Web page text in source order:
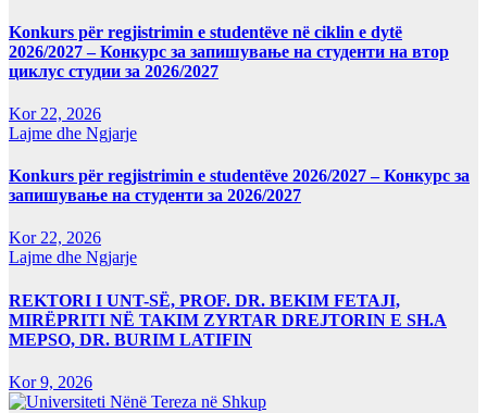
Konkurs për regjistrimin e studentëve në ciklin e dytë
2026/2027 – Конкурс за запишување на студенти на втор
циклус студии за 2026/2027
Kor 22, 2026
Lajme dhe Ngjarje
Konkurs për regjistrimin e studentëve 2026/2027 – Конкурс за
запишување на студенти за 2026/2027
Kor 22, 2026
Lajme dhe Ngjarje
REKTORI I UNT-SË, PROF. DR. BEKIM FETAJI,
MIRËPRITI NË TAKIM ZYRTAR DREJTORIN E SH.A
MEPSO, DR. BURIM LATIFIN
Kor 9, 2026